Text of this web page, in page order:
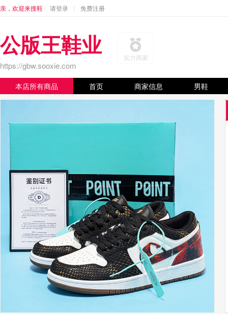
亲，欢迎来搜鞋 请登录 免费注册
公版王鞋业
https://gbw.sooxie.com
实力商家
本店所有商品 首页 商家信息 男鞋